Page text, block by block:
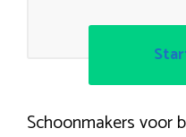
Schoonmakers voor